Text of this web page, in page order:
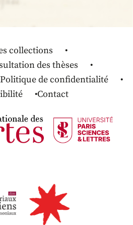
collections
des thèses
Politique de confidentialité
Contact